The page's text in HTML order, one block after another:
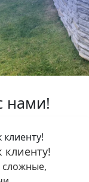
нами!
сложные,